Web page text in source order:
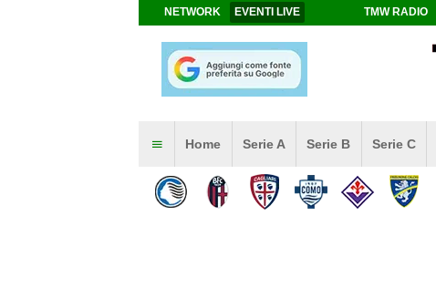
NETWORK EVENTI LIVE TMW RADIO
Home Serie A Serie B Serie C